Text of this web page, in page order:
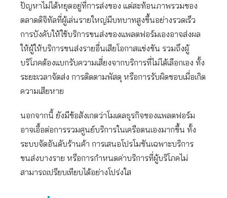
ปัญหาไม่ได้หยุดอยู่ที่การส่งของ แต่สะท้อนภาพรวมของ
ตลาดดิจิทัลที่ผู้เล่นรายใหญ่มีบทบาทสูงขึ้นอย่างรวดเร็ว
การบังคับให้ใช้บริการขนส่งของแพลตฟอร์มเองอาจส่งผล
ให้ผู้ให้บริการขนส่งรายอื่นเสียโอกาสแข่งขัน รวมถึงผู้
บริโภคต้องแบกรับความเสี่ยงจากบริการที่ไม่ได้เลือกเอง ทั้ง
ระยะเวลาจัดส่ง การติดตามพัสดุ หรือการรับผิดชอบเมื่อเกิด
ความเสียหาย
นอกจากนี้ ยังมีข้อสังเกตว่าโมเดลธุรกิจของแพลตฟอร์ม
อาจเอื้อต่อการรวมศูนย์บริการในเครือตนเองมากขึ้น ทั้ง
ระบบจัดอันดับร้านค้า การเสนอโปรโมชันเฉพาะบริการ
ขนส่งบางราย หรือการกำหนดค่าบริการที่ผู้บริโภคไม่
สามารถเปรียบเทียบได้อย่างโปร่งใส